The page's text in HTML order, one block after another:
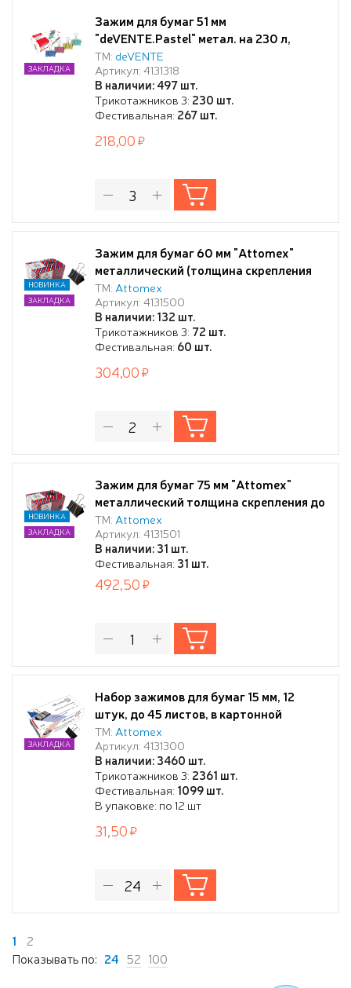
Зажим для бумаг 51 мм
"deVENTE.Pastel" метал. на 230 л,
цветной ассорти
ТМ: deVENTE
Артикул: 4131318
В наличии: 497 шт.
Трикотажников 3: 230 шт.
Фестивальная: 267 шт.
ЗАКЛАДКА
218,00
Зажим для бумаг 60 мм "Attomex"
металлический (толщина скрепления
до 32 мм) черный, 6 шт
ТМ: Attomex
Артикул: 4131500
В наличии: 132 шт.
Трикотажников 3: 72 шт.
Фестивальная: 60 шт.
НОВИНКА
ЗАКЛАДКА
304,00
Зажим для бумаг 75 мм "Attomex"
металлический толщина скрепления до
38 мм, черный, 6 шт в картонной
коробке
ТМ: Attomex
Артикул: 4131501
В наличии: 31 шт.
Фестивальная: 31 шт.
НОВИНКА
ЗАКЛАДКА
492,50
Набор зажимов для бумаг 15 мм, 12
штук, до 45 листов, в картонной
коробке, чёрные
ТМ: Attomex
Артикул: 4131300
В наличии: 3460 шт.
Трикотажников 3: 2361 шт.
Фестивальная: 1099 шт.
В упаковке: по 12 шт
ЗАКЛАДКА
31,50
1
2
Показывать по: 24 52 100